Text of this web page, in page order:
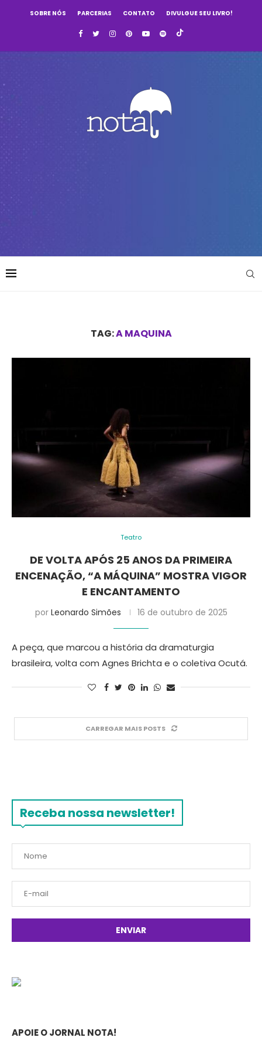
SOBRE NÓS PARCERIAS CONTATO DIVULGUE SEU LIVRO!
TAG:A MAQUINA
Teatro
DE VOLTA APÓS 25 ANOS DA PRIMEIRA
ENCENAÇÃO, “A MÁQUINA” MOSTRA VIGOR
E ENCANTAMENTO
por Leonardo Simões 16 de outubro de 2025
A peça, que marcou a história da dramaturgia
brasileira, volta com Agnes Brichta e o coletiva Ocutá.
CARREGAR MAIS POSTS
Receba nossa newsletter!
APOIE O JORNAL NOTA!